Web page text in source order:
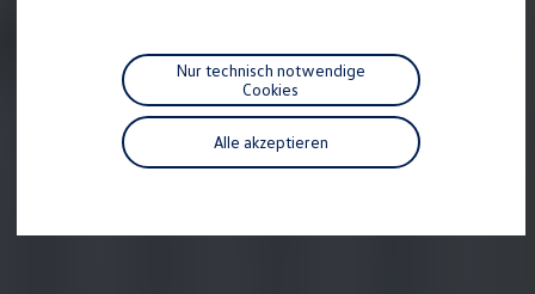
Individualisieren
Wallbox und Ladekabel
Digitale Extras
Dienste für Ihr Modell finden
Volkswagen Apps, Login und Shop
Handy und Fahrzeug verbinden
Vorgängermodelle
Alle akzeptieren
Nur technisch notwendige
Cookies